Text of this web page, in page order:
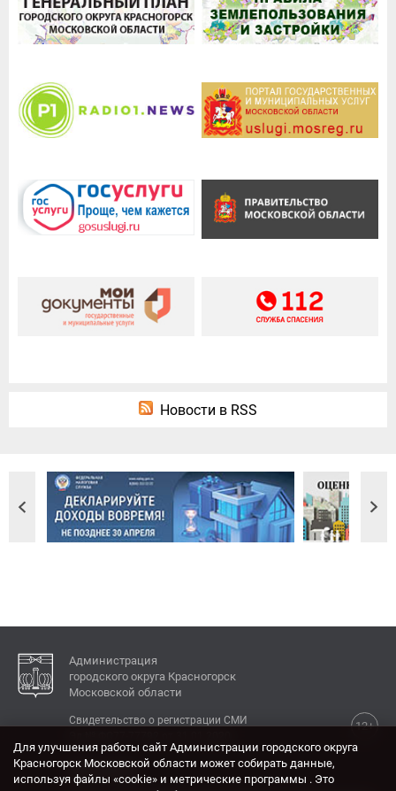
Новости в RSS
Администрация
городского округа Красногорск
Московской области
12+
Свидетельство о регистрации СМИ
КОНТАКТЫ
Для улучшения работы сайт Администрации городского округа
Красногорск Московской области может собирать данные,
используя файлы «cookie» и метрические программы . Это